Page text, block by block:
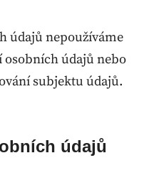
údajů nepoužíváme
údajů nebo
subjektu údajů.
údajů